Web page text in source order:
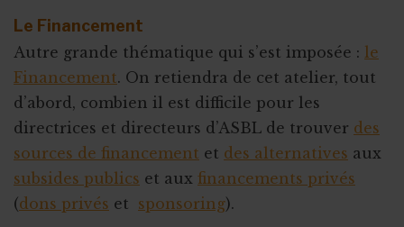
Le Financement
Autre grande thématique qui s’est imposée : le
Financement. On retiendra de cet atelier, tout
d’abord, combien il est difficile pour les
directrices et directeurs d’ASBL de trouver des
sources de financement et des alternatives aux
subsides publics et aux financements privés
(dons privés et sponsoring).